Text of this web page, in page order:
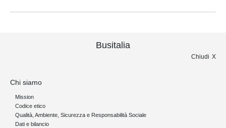
Busitalia
Chiudi
Chi siamo
Mission
Codice etico
Qualità, Ambiente, Sicurezza e Responsabilità Sociale
Dati e bilancio